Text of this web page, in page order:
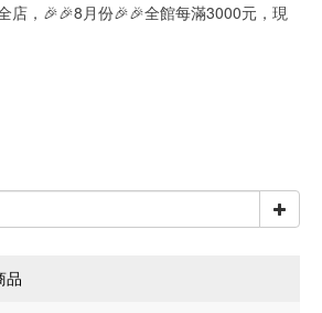
店，🎉🎉8月份🎉🎉全館每滿3000元，現
品